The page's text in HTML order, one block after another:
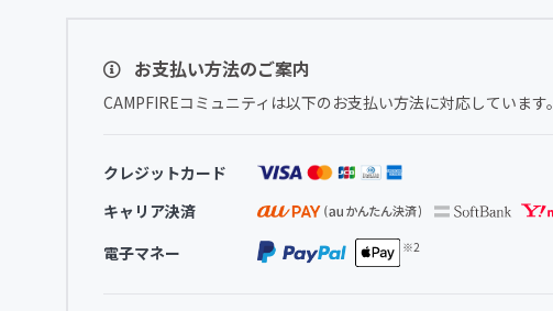
お支払い方法のご案内
CAMPFIREコミュニティは以下のお支払い方法に対応しています。
クレジットカード
キャリア決済
電子マネー